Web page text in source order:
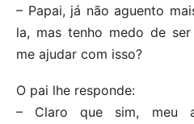
– Papai, já não aguento
la, mas tenho medo de
me ajudar com isso?
O pai lhe responde:
– Claro que sim, meu